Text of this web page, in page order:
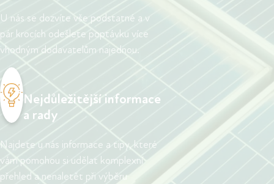
U nás se dozvíte vše podstatné a v
pár krocích odešlete poptávku více
vhodným dodavatelům najednou.
Nejdůležitější informace
a rady
Najdete u nás informace a tipy, které
vám pomohou si udělat komplexní
přehled a nenaletět při výběru